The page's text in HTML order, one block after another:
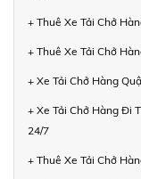
+ Thuê Xe Tải Chở
+ Thuê Xe Tải Chở
+ Xe Tải Chở Hàng
+ Xe Tải Chở Hàng Đi
24/7
+ Thuê Xe Tải Chở